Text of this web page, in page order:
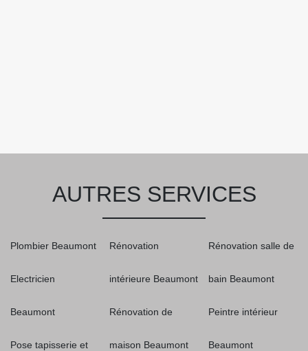
AUTRES SERVICES
Plombier Beaumont
Electricien
Beaumont
Pose tapisserie et
Rénovation
intérieure Beaumont
Rénovation de
maison Beaumont
Rénovation salle de
bain Beaumont
Peintre intérieur
Beaumont